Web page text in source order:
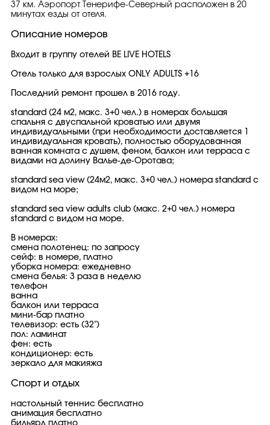
37 км. Аэропорт Тенерифе-Северный расположен в 20
минутах езды от отеля.
Описание номеров
Входит в группу отелей BE LIVE HOTELS
Отель только для взрослых ONLY ADULTS +16
Последний ремонт прошел в 2016 годy.
standard (24 м2, макс. 3+0 чел.) в номерах большая
спальня с двуспальной кроватью или двумя
индивидуальными (при необходимости доставляется 1
индивидуальная кровать), полностью оборудованная
ванная комната с душем, феном, балкон или терраса с
видами на долину Валье-де-Оротава;
standard sea view (24м2, макс. 3+0 чел.) номера standard с
видом на море;
standard sea view adults club (макс. 2+0 чел.) номера
standard с видом на море.
В номерах:
смена полотенец: по запросу
сейф: в номере, платно
уборка номера: ежедневно
смена белья: 3 раза в неделю
телефон
ванна
балкон или терраса
мини-бар платно
телевизор: есть (32")
пол: ламинат
фен: есть
кондиционер: есть
зеркало для макияжа
Спорт и отдых
настольный теннис бесплатно
анимация бесплатно
бильярд платно